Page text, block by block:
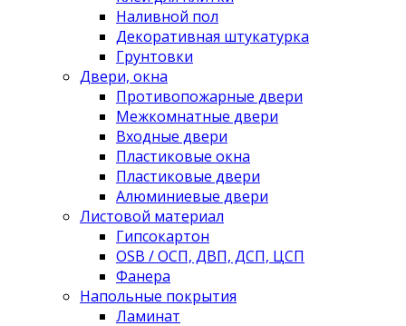
Наливной пол
Декоративная штукатурка
Грунтовки
Двери, окна
Противопожарные двери
Межкомнатные двери
Входные двери
Пластиковые окна
Пластиковые двери
Алюминиевые двери
Листовой материал
Гипсокартон
OSB / ОСП, ДВП, ДСП, ЦСП
Фанера
Напольные покрытия
Ламинат